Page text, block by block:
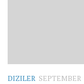
DIZILER SEPTEMBER